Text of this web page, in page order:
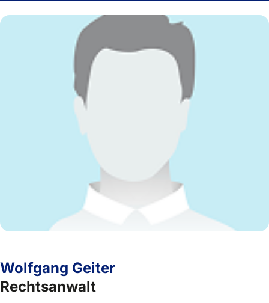
Wolfgang Geiter
Rechtsanwalt